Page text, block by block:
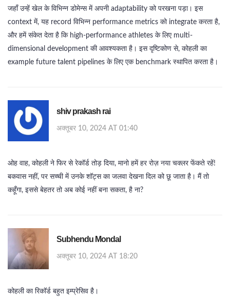
जहाँ उन्हें खेल के विभिन्न डोमेन्स में अपनी adaptability को परखना पड़ा। इस
context में, यह record विभिन्न performance metrics को integrate करता है,
और हमें संकेत देता है कि high-performance athletes के लिए multi-
dimensional development की आवश्यकता है। इस दृष्टिकोण से, कोहली का
example future talent pipelines के लिए एक benchmark स्थापित करता है।
shiv prakash rai
अक्तूबर 10, 2024 AT 01:40
ओह वाह, कोहली ने फिर से रेकॉर्ड तोड़ दिया, मानो हमें हर रोज़ नया चक्लर फेंकते रहें!
बकवास नहीं, पर सच्ची में उनके शॉट्स का जलवा देखना दिल को छू जाता है। मैं तो
कहूँगा, इससे बेहतर तो अब कोई नहीं बना सकता, है ना?
Subhendu Mondal
अक्तूबर 10, 2024 AT 18:20
कोहली का रिकॉर्ड बहुत इम्प्रेसिव है।